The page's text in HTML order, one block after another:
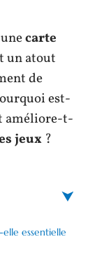
carte
un atout
de
est-
améliore-t-
jeux ?
essentielle